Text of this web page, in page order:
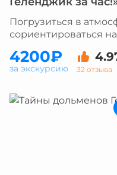
Погрузиться в
сориентироваться
4200₽
32 отзыва
за экскурсию